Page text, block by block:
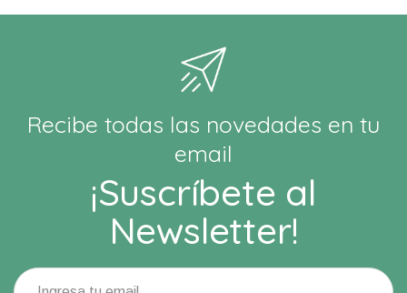
Recibe todas las novedades en tu
email
¡Suscríbete al
Newsletter!